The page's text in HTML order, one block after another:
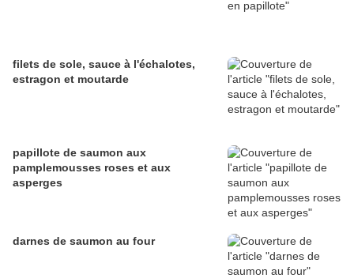
filets de sole, sauce à l'échalotes,
estragon et moutarde
papillote de saumon aux
pamplemousses roses et aux
asperges
darnes de saumon au four